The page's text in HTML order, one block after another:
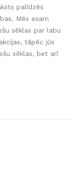
palīdzēs
Mēs esam
sēklas par labu
tāpēc jūs
sēklas, bet arī